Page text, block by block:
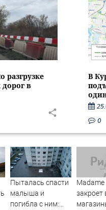
разгрузке
в
В
0
Пыталась спасти
малыша и
погибла с ним:
Madame
закроет